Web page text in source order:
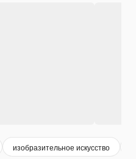
изобразительное искусство